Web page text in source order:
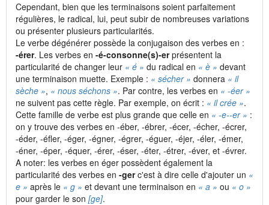
Cependant, bien que les terminaisons soient parfaitement
régulières, le radical, lui, peut subir de nombreuses variations
ou présenter plusieurs particularités.
Le verbe dégénérer possède la conjugaison des verbes en :
-érer. Les verbes en -é-consonne(s)-erprésentent la
particularité de changer leur « é » du radical en « è » devant
une terminaison muette. Exemple : « sécher » donnera « il
sèche », « nous séchons ». Par contre, les verbes en « -éer »
ne suivent pas cette règle. Par exemple, on écrit : « il crée ».
Cette famille de verbe est plus grande que celle en « -e--er » :
on y trouve des verbes en -éber, -ébrer, -écer, -écher, -écrer,
-éder, -éfler, -éger, -égner, -égrer, -éguer, -éjer, -éler, -émer,
-éner, -éper, -équer, -érer, -éser, -éter, -étrer, -éver, et -évrer.
A noter: les verbes en éger possèdent également la
particularité des verbes en -gerc'est à dire celle d'ajouter un «
e » après le « g » et devant une terminaison en « a » ou « o »
pour garder le son [ge].